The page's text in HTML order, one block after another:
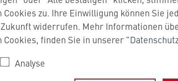
Cookies zu. Ihre Einwilligung können Sie
widerrufen. Mehr Informationen
Cookies, finden Sie in unserer "
Analyse